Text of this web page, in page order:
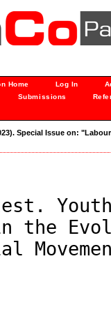
Home Log In
Submissions
Special Issue on:
in the